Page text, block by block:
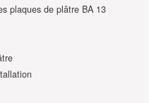
plaques de plâtre BA 13